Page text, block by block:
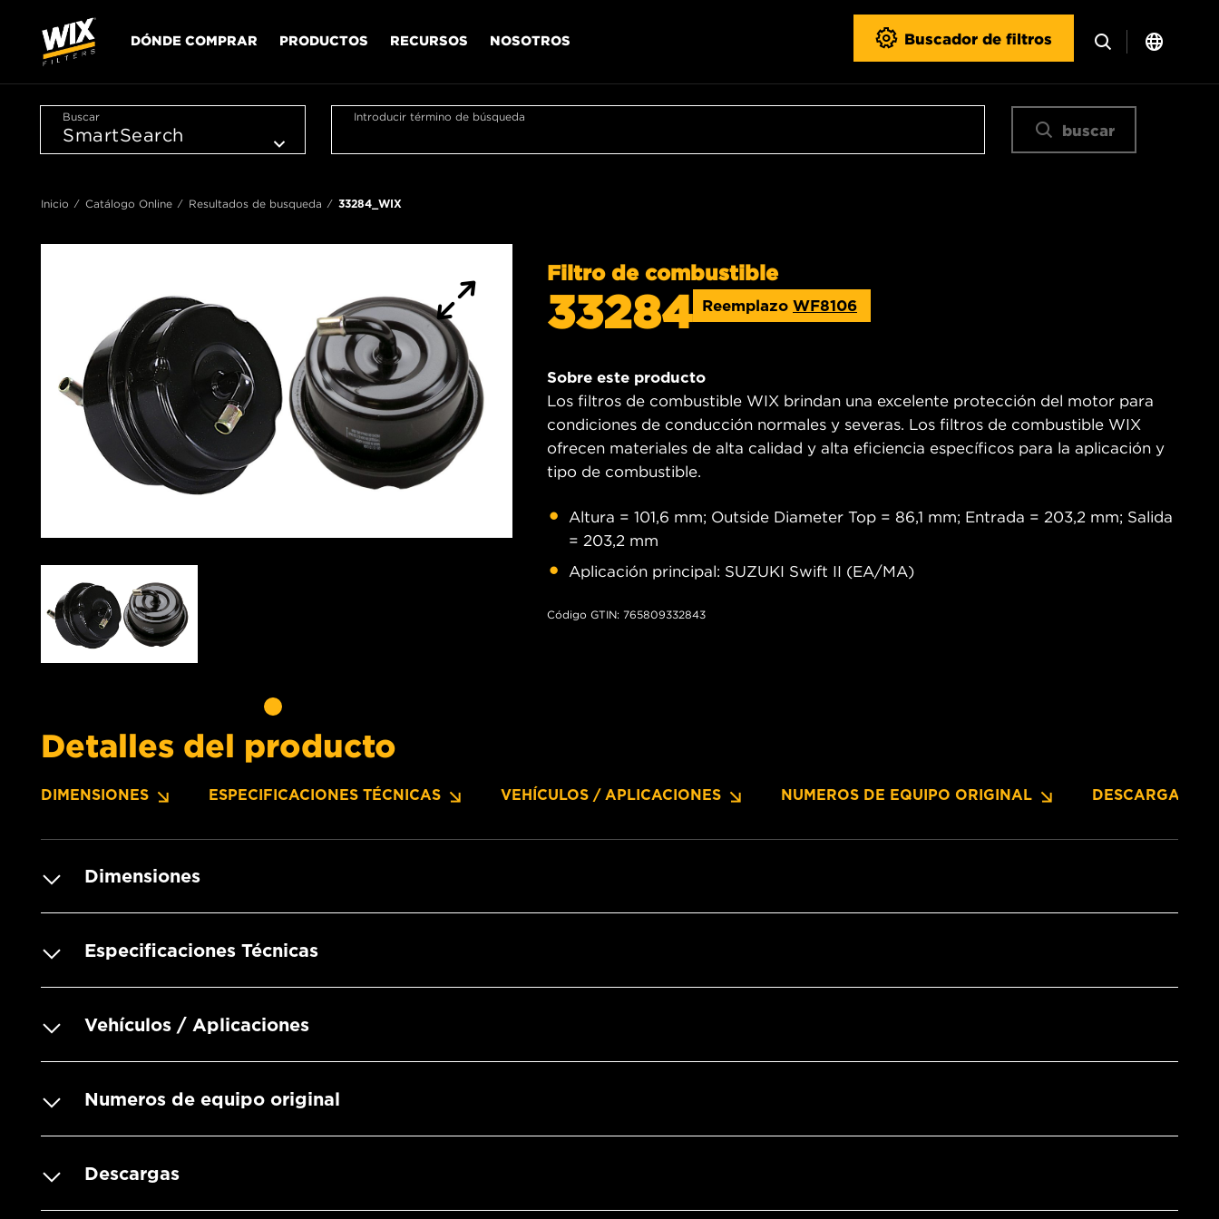
DÓNDE COMPRAR PRODUCTOS RECURSOS NOSOTROS Buscador de filtros
Buscar Introducir término de búsqueda
buscar
Inicio Catálogo Online Resultados de busqueda 33284_WIX
Filtro de combustible
33284 Reemplazo WF8106
Sobre este producto
Los filtros de combustible WIX brindan una excelente protección del motor para
condiciones de conducción normales y severas. Los filtros de combustible WIX
ofrecen materiales de alta calidad y alta eficiencia específicos para la aplicación y
tipo de combustible.
Altura = 101,6 mm; Outside Diameter Top = 86,1 mm; Entrada = 203,2 mm; Salida
= 203,2 mm
Aplicación principal: SUZUKI Swift II (EA/MA)
Código GTIN: 765809332843
Detalles del producto
DIMENSIONES ESPECIFICACIONES TÉCNICAS VEHÍCULOS / APLICACIONES NUMEROS DE EQUIPO ORIGINAL DESCARGAS
Dimensiones
Especificaciones Técnicas
Vehículos / Aplicaciones
Numeros de equipo original
Descargas